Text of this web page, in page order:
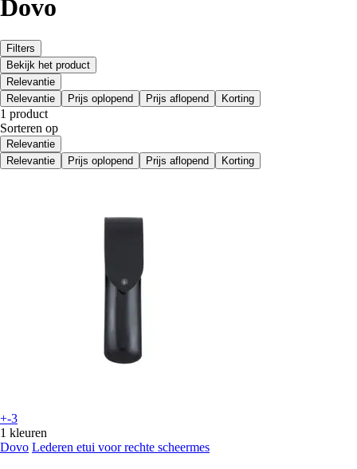
Dovo
Filters
Bekijk het product
Relevantie
Relevantie
Prijs oplopend Prijs aflopend Korting
1 product
Sorteren op
Relevantie
Relevantie
Prijs oplopend Prijs aflopend Korting
+-3
1 kleuren
Dovo Lederen etui voor rechte scheermes